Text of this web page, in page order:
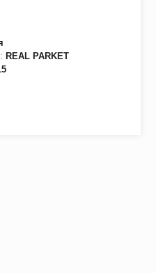
REAL PARKET